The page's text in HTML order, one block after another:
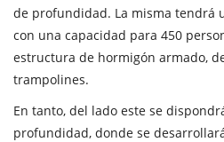
de profundidad. La misma tendrá
con una capacidad para 450
estructura de hormigón armado,
trampolines.
En tanto, del lado este se
profundidad, donde se